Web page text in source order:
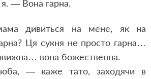
— Вона гарна.
дивиться на мене, як на
Ця сукня не просто гарна…
вона божественна.
— каже тато, заходячи в